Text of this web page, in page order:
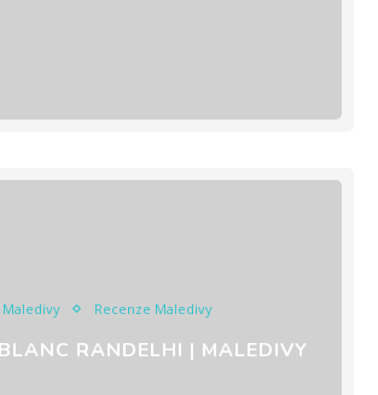
Maledivy Recenze Maledivy
RANDELHI | MALEDIVY